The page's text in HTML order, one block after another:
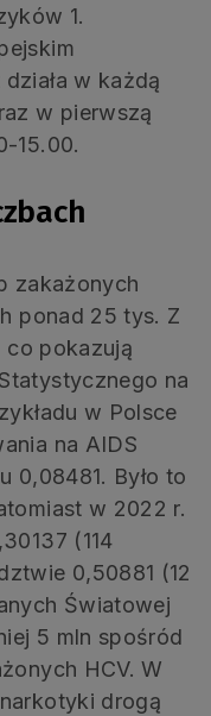
1.
w każdą
w pierwszą
15.00.
zakażonych
ponad 25 tys. Z
co pokazują
na
w Polsce
na AIDS
0,08481. Było to
w 2022 r.
(114
0,50881 (12
Światowej
5 mln spośród
HCV. W
drogą